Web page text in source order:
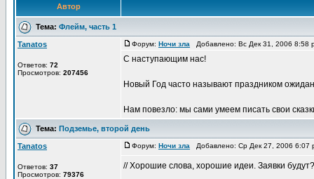
Автор
Тема: Флейм, часть 1
Tanatos
Ответов: 72
Просмотров: 207456
Форум: Ночи зла Добавлено: Вс Дек 31, 2006
С наступающим нас!
Новый Год часто называют праздником
Нам повезло: мы сами умеем писать свои
Тема: Подземье, второй день
Tanatos
Ответов: 37
Просмотров: 79376
Форум: Ночи зла Добавлено: Ср Дек 27, 2006
// Хорошие слова, хорошие идеи. Заявки